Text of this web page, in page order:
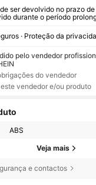
ser devolvido no prazo
durante o período
· Proteção da
pelo vendedor
do vendedor
vendedor e/ou produto
ABS
Veja mais
e contactos